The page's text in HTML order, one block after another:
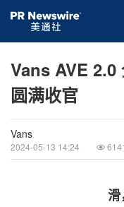
Vans AVE 2.0
圆满收官
Vans
2024-05-13 14:24 6141
滑